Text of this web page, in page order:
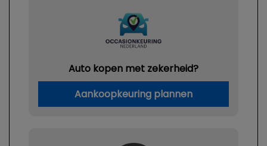
Auto kopen met zekerheid?
Aankoopkeuring plannen